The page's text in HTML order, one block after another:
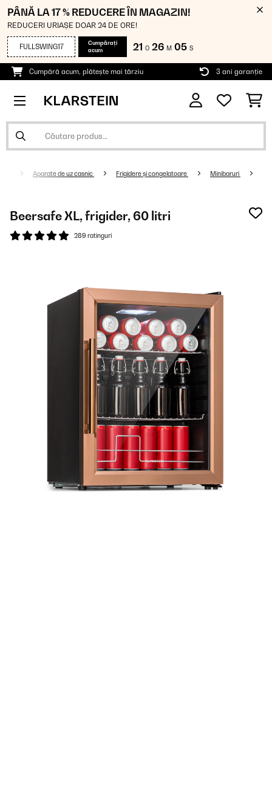
PÂNĂ LA 17 % REDUCERE ÎN MAGAZIN!
REDUCERI URIAȘE DOAR 24 DE ORE!
FULLSWING17
Cumpărați
acum
21 O 26 M 04 S
Cumpără acum, plătește mai târziu 3 ani garanție
Aparate de uz casnic Frigidere și congelatoare Minibaruri
Beersafe XL, frigider, 60 litri
289 ratinguri